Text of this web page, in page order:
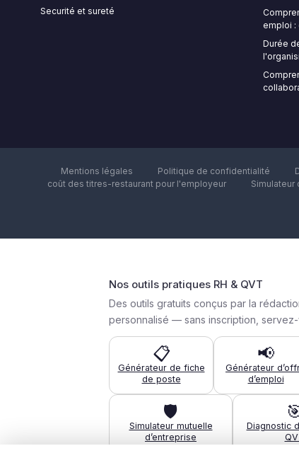
Securité et sureté
emploi :
Durée
Mentions légales Politique de confidentialité
coût des titres-restaurant pour l'employeur
Nos outils pratiques RH & QVT
Des outils gratuits conçus par la
personnalisé — sans inscription, servez-
📋
Générateur de fiche
de poste
📢
Générateur
d’emploi
🛡️
Simulateur mutuelle
d’entreprise
Diagnostic